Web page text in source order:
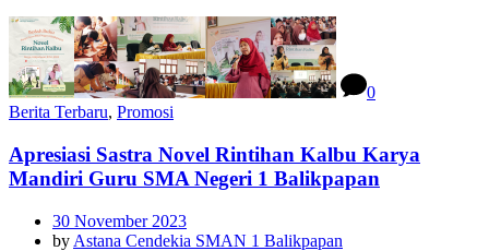
0
Berita Terbaru, Promosi
Apresiasi Sastra Novel Rintihan Kalbu Karya
Mandiri Guru SMA Negeri 1 Balikpapan
30 November 2023
by Astana Cendekia SMAN 1 Balikpapan